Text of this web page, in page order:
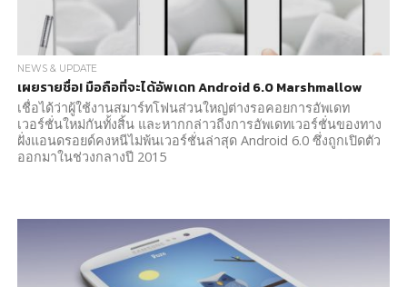
NEWS & UPDATE
เผยรายชื่อ! มือถือที่จะได้อัพเดท Android 6.0 Marshmallow
เชื่อได้ว่าผู้ใช้งานสมาร์ทโฟนส่วนใหญ่ต่างรอคอยการอัพเดท
เวอร์ชั่นใหม่กันทั้งสิ้น และหากกล่าวถีงการอัพเดทเวอร์ชั่นของทาง
ฝั่งแอนดรอยด์คงหนีไม่พ้นเวอร์ชั่นล่าสุด Android 6.0 ซึ่งถูกเปิดตัว
ออกมาในช่วงกลางปี 2015